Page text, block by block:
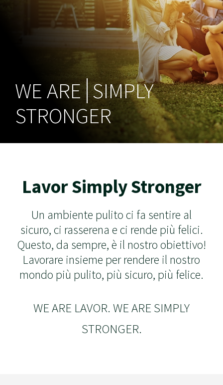
SIMPLY
STRONGER
Lavor Simply Stronger
Un ambiente pulito ci fa sentire al
sicuro, ci rasserena e ci rende più felici.
Questo, da sempre, è il nostro obiettivo!
Lavorare insieme per rendere il nostro
mondo più pulito, più sicuro, più felice.
WE ARE LAVOR. WE ARE SIMPLY
STRONGER.